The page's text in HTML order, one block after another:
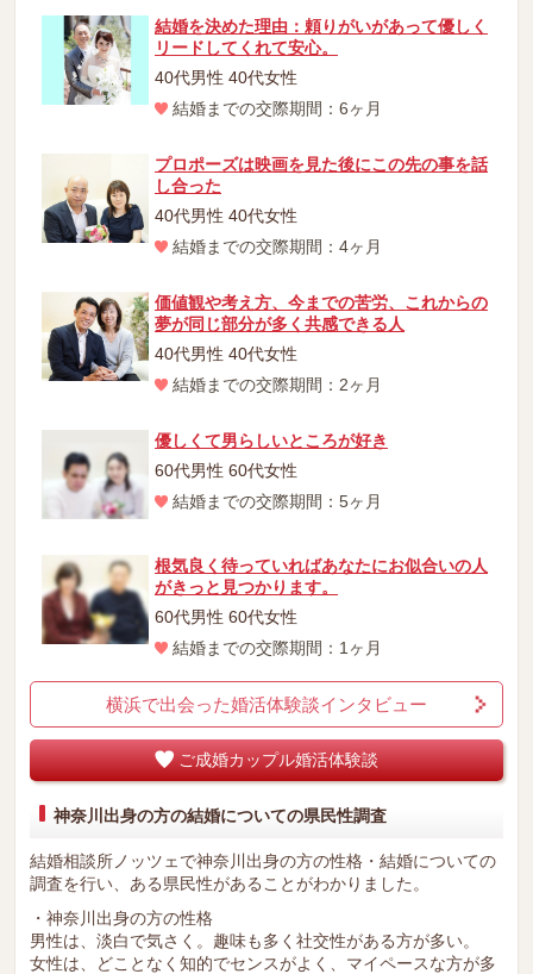
結婚を決めた理由：頼りがいがあって優しく
リードしてくれて安心。
40代男性 40代女性
結婚までの交際期間：6ヶ月
プロポーズは映画を見た後にこの先の事を話
し合った
40代男性 40代女性
結婚までの交際期間：4ヶ月
価値観や考え方、今までの苦労、これからの
夢が同じ部分が多く共感できる人
40代男性 40代女性
結婚までの交際期間：2ヶ月
優しくて男らしいところが好き
60代男性 60代女性
結婚までの交際期間：5ヶ月
根気良く待っていればあなたにお似合いの人
がきっと見つかります。
60代男性 60代女性
結婚までの交際期間：1ヶ月
横浜で出会った婚活体験談インタビュー
ご成婚カップル婚活体験談
神奈川出身の方の結婚についての県民性調査
結婚相談所ノッツェで神奈川出身の方の性格・結婚についての
調査を行い、ある県民性があることがわかりました。
・神奈川出身の方の性格
男性は、淡白で気さく。趣味も多く社交性がある方が多い。
女性は、どことなく知的でセンスがよく、マイペースな方が多